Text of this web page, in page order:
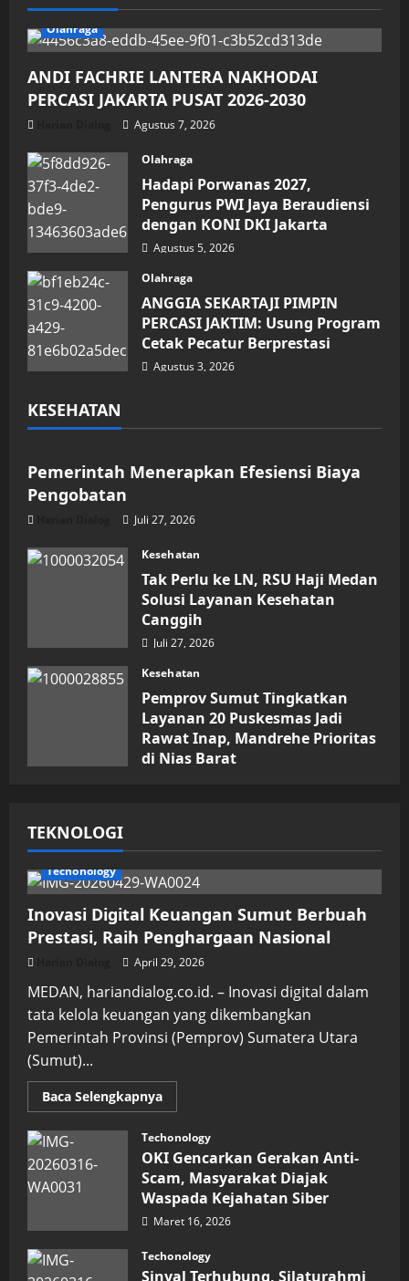
Olahraga
ANDI FACHRIE LANTERA NAKHODAI
PERCASI JAKARTA PUSAT 2026-2030
Agustus 7, 2026
Olahraga
Hadapi Porwanas 2027,
Pengurus PWI Jaya Beraudiensi
dengan KONI DKI Jakarta
Agustus 5, 2026
Olahraga
ANGGIA SEKARTAJI PIMPIN
PERCASI JAKTIM: Usung Program
Cetak Pecatur Berprestasi
Agustus 3, 2026
KESEHATAN
Kesehatan
Pemerintah Menerapkan Efesiensi Biaya
Pengobatan
Juli 27, 2026
Kesehatan
Tak Perlu ke LN, RSU Haji Medan
Solusi Layanan Kesehatan
Canggih
Juli 27, 2026
Kesehatan
Pemprov Sumut Tingkatkan
Layanan 20 Puskesmas Jadi
Rawat Inap, Mandrehe Prioritas
di Nias Barat
TEKNOLOGI
Techonology
Inovasi Digital Keuangan Sumut Berbuah
Prestasi, Raih Penghargaan Nasional
April 29, 2026
MEDAN, hariandialog.co.id. – Inovasi digital dalam
tata kelola keuangan yang dikembangkan
Pemerintah Provinsi (Pemprov) Sumatera Utara
(Sumut)...
Baca SelengkapnyaRead
more
Inovasi
Digital
Keuangan
Sumut
Berbuah
Prestasi,
Raih
Penghargaan
Techonology
OKI Gencarkan Gerakan Anti-
Scam, Masyarakat Diajak
Waspada Kejahatan Siber
Maret 16, 2026
Techonology
Sinyal Terhubung, Silaturahmi